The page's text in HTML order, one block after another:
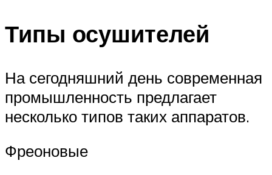
Типы осушителей
На сегодняшний день современная
промышленность предлагает
несколько типов таких аппаратов.
Фреоновые